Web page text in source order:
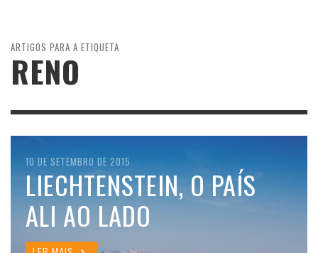
ARTIGOS PARA A ETIQUETA
RENO
10 DE SETEMBRO DE 2015
LIECHTENSTEIN, O PAÍS
ALI AO LADO